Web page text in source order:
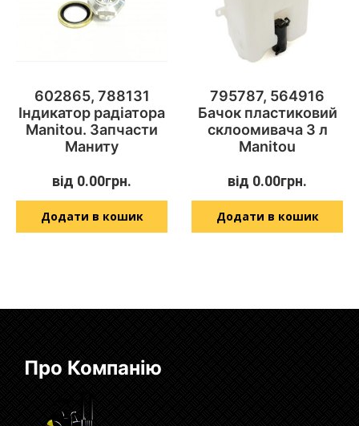
602865, 788131
Індикатор радіатора
Manitou. Запчасти
Маниту
від 0.00грн.
Додати в кошик
795787, 564916
Бачок пластиковий
склоомивача 3 л
Manitou
від 0.00грн.
Додати в кошик
Про Компанію